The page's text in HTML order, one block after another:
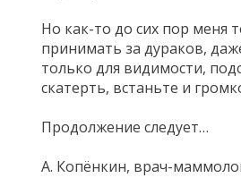
Но как-то до сих пор меня
принимать за дураков,
только для видимости,
скатерть, встаньте и
Продолжение следует…
А. Копёнкин, врач-